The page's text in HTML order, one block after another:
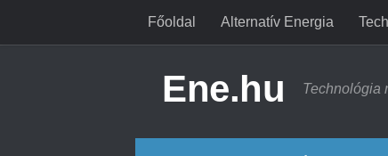
Főoldal Alternatív Energia
Ene.hu Technológia